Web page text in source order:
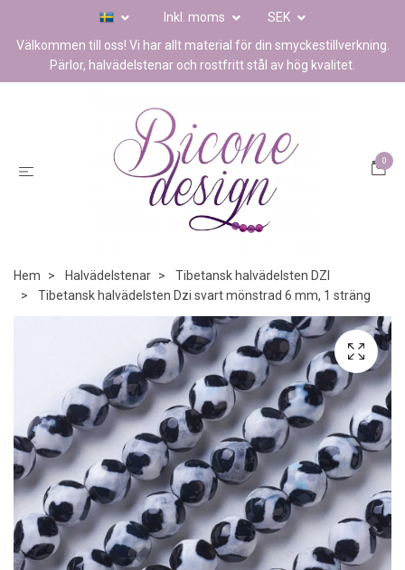
Inkl. moms
SEK
Välkommen till oss! Vi har allt material för din smyckestillverkning.
Pärlor, halvädelstenar och rostfritt stål av hög kvalitet.
0
Hem Halvädelstenar
Tibetansk halvädelsten DZI
Tibetansk halvädelsten Dzi svart mönstrad 6 mm, 1 sträng